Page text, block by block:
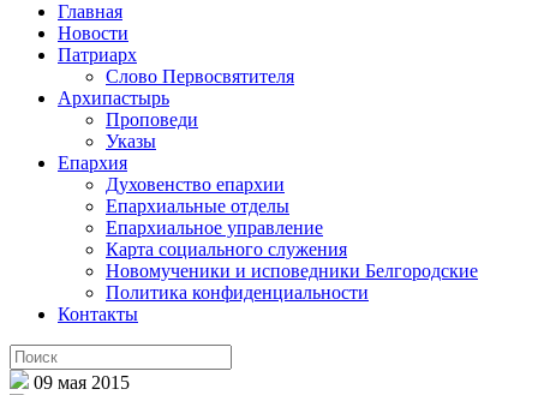
Главная
Новости
Патриарх
Слово Первосвятителя
Архипастырь
Проповеди
Указы
Епархия
Духовенство епархии
Епархиальные отделы
Епархиальное управление
Карта социального служения
Новомученики и исповедники Белгородские
Политика конфиденциальности
Контакты
09 мая 2015